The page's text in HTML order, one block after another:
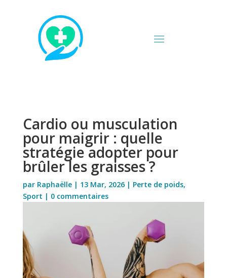
Cardio ou musculation
pour maigrir : quelle
stratégie adopter pour
brûler les graisses ?
par Raphaëlle| 13 Mar, 2026| Perte de poids,
Sport | 0 commentaires